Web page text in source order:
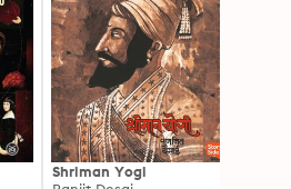
Shriman Yogi